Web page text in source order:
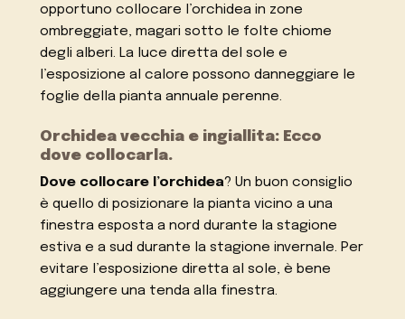
opportuno collocare l’orchidea in zone
ombreggiate, magari sotto le folte chiome
degli alberi. La luce diretta del sole e
l’esposizione al calore possono danneggiare le
foglie della pianta annuale perenne.
Orchidea vecchia e ingiallita: Ecco
dove collocarla.
Dove collocare l’orchidea? Un buon consiglio
è quello di posizionare la pianta vicino a una
finestra esposta a nord durante la stagione
estiva e a sud durante la stagione invernale. Per
evitare l’esposizione diretta al sole, è bene
aggiungere una tenda alla finestra.